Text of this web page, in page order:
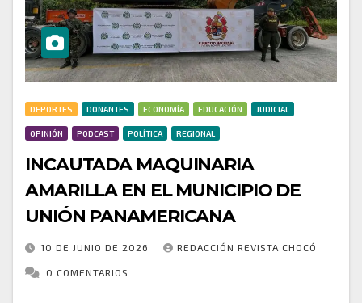
DEPORTES DONANTES ECONOMÍA EDUCACIÓN JUDICIAL
OPINIÓN PODCAST POLÍTICA REGIONAL
INCAUTADA MAQUINARIA
AMARILLA EN EL MUNICIPIO DE
UNIÓN PANAMERICANA
10 DE JUNIO DE 2026 REDACCIÓN REVISTA CHOCÓ
0 COMENTARIOS